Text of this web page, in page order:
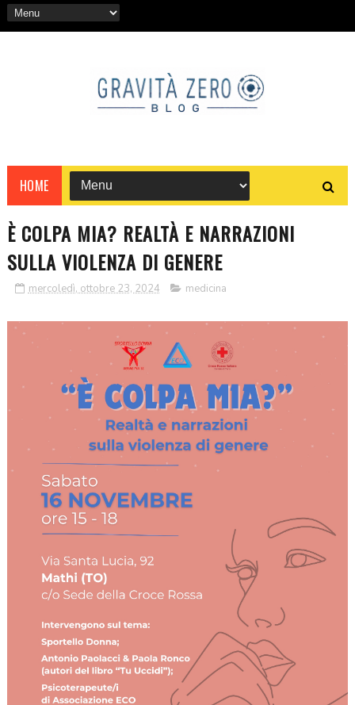
HOME
È COLPA MIA? REALTÀ E NARRAZIONI
SULLA VIOLENZA DI GENERE
mercoledì, ottobre 23, 2024 medicina